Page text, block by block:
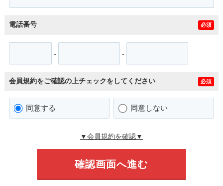
電話番号 必須
- -
会員規約をご確認の上チェックをしてください 必須
同意する 同意しない
▼会員規約を確認▼